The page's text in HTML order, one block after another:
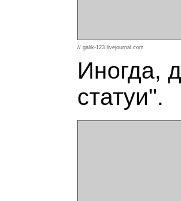
// galik-123.livejournal.com
Иногда,
статуи".